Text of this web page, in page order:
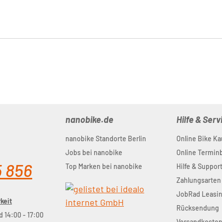
856
14:00 - 17:00
nanobike.de
nanobike Standorte Berlin
Jobs bei nanobike
Top Marken bei nanobike
Hilfe &
Online Bike
Online
Hilfe & Support
Zahlungsarten
JobRad
Rücksendung